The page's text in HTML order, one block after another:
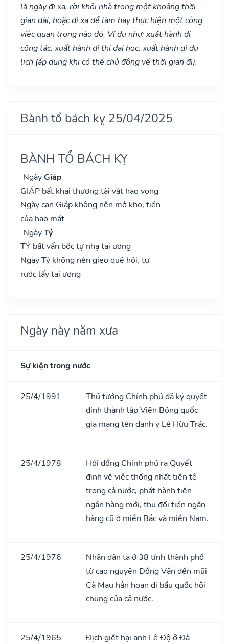
là ngày đi xa, rời khỏi nhà trong một khoảng thời
gian dài, hoặc đi xa để làm hay thực hiện một công
việc quan trọng nào đó. Ví dụ như: xuất hành đi
công tác, xuất hành đi thi đại học, xuất hành di du
lịch (áp dụng khi có thể chủ động về thời gian đi).
Bành tổ bách kỵ 25/04/2025
BÀNH TỔ BÁCH KỴ
NgàyGiáp
GIÁP bất khai thương tài vật hao vong
Ngày can Giáp không nên mở kho, tiền
của hao mất
NgàyTý
TÝ bất vấn bốc tự nhạ tai ương
Ngày Tý không nên gieo quẻ hỏi, tự
rước lấy tai ương
Ngày này năm xưa
Sự kiện trong nước
25/4/1991
Thủ tướng Chính phủ đã ký quyết
định thành lập Viện Bỏng quốc
gia mang tên danh y Lê Hữu Trác.
25/4/1978
Hội đồng Chính phủ ra Quyết
định về việc thống nhất tiền tệ
trong cả nước, phát hành tiền
ngân hàng mới, thu đổi tiền ngân
hàng cũ ở miền Bắc và miền Nam.
25/4/1976
Nhân dân ta ở 38 tỉnh thành phố
từ cao nguyên Đồng Vǎn đến mũi
Cà Mau hân hoan đi bầu quốc hội
chung của cả nước.
25/4/1965
Địch giết hại anh Lê Độ ở Đà